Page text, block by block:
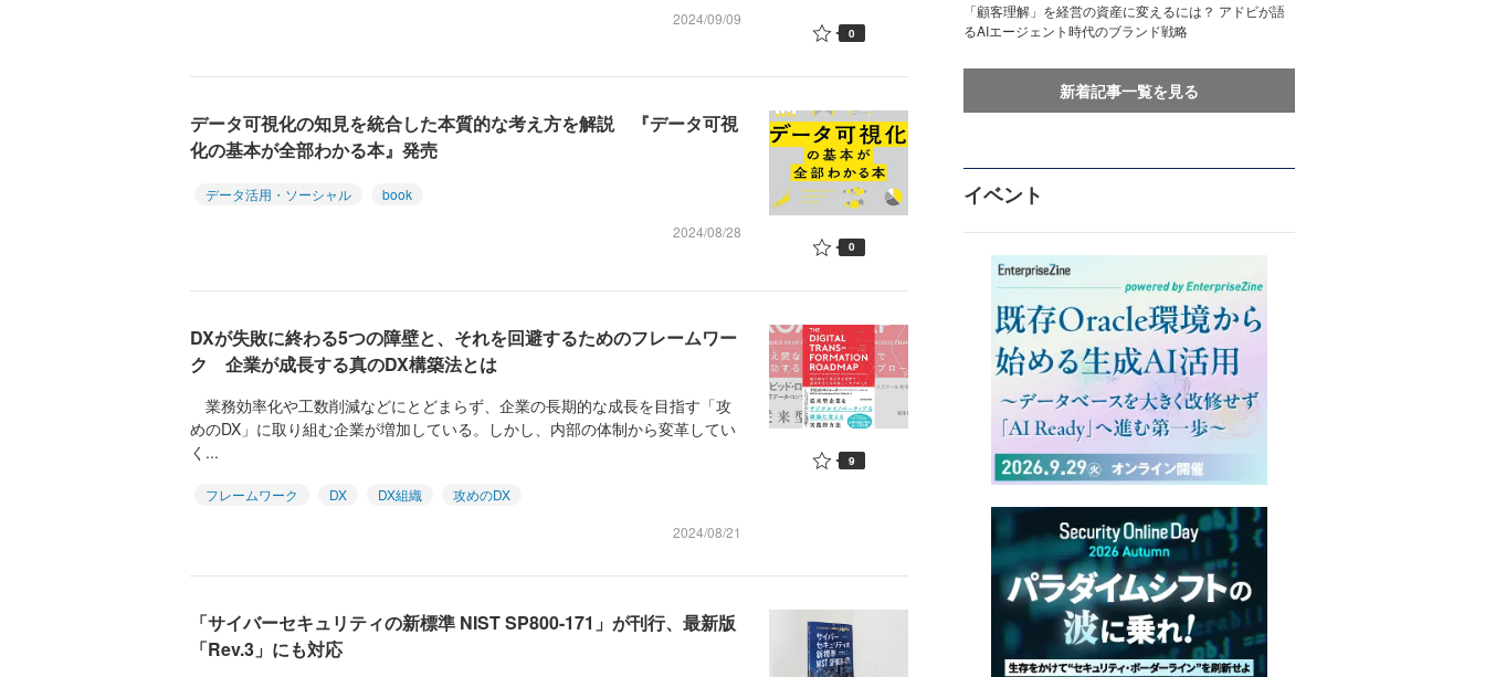
2024/09/09
0
データ可視化の知見を統合した本質的な考え方を解説 『データ可視
化の基本が全部わかる本』発売
データ活用・ソーシャル
book
2024/08/28
0
DXが失敗に終わる5つの障壁と、それを回避するためのフレームワー
ク 企業が成長する真のDX構築法とは
業務効率化や工数削減などにとどまらず、企業の長期的な成長を目指す「攻
めのDX」に取り組む企業が増加している。しかし、内部の体制から変革してい
く...
フレームワーク DX DX組織
攻めのDX
2024/08/21
9
「サイバーセキュリティの新標準 NIST SP800-171」が刊行、最新版
「Rev.3」にも対応
「顧客理解」を経営の資産に変えるには？ アドビが語
るAIエージェント時代のブランド戦略
新着記事一覧を見る
イベント